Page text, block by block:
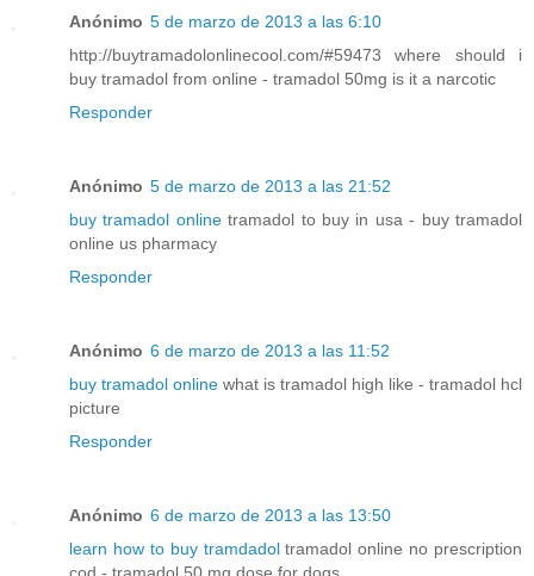
Anónimo 5 de marzo de 2013 a las 6:10
http://buytramadolonlinecool.com/#59473 where should i
buy tramadol from online - tramadol 50mg is it a narcotic
Responder
Anónimo 5 de marzo de 2013 a las 21:52
buy tramadol onlinetramadol to buy in usa - buy tramadol
online us pharmacy
Responder
Anónimo 6 de marzo de 2013 a las 11:52
buy tramadol online what is tramadol high like - tramadol hcl
picture
Responder
Anónimo 6 de marzo de 2013 a las 13:50
learn how to buy tramdadoltramadol online no prescription